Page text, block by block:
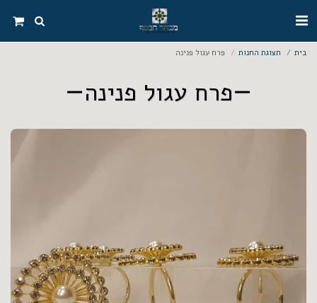
בית תצוגת החנות פרח עגול פנינה
פרח עגול פנינה